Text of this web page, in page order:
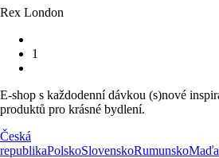
Rex London
1
E-shop s každodenní dávkou (s)nové
produktů pro krásné bydlení.
Česká
republikaPolskoSlovenskoRumunsko